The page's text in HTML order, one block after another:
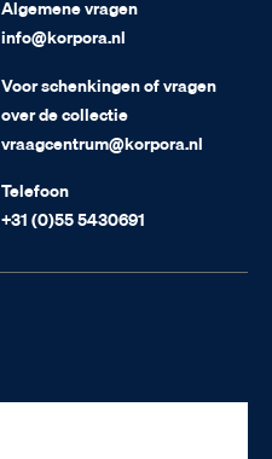
Algemene vragen
info@korpora.nl
Voor schenkingen of vragen
over de collectie
vraagcentrum@korpora.nl
Telefoon
+31 (0)55 5430691